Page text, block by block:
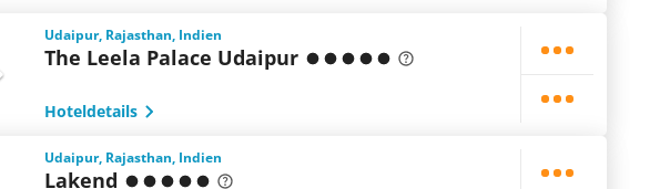
Udaipur, Rajasthan, Indien
The Leela Palace Udaipur
Hoteldetails
Udaipur, Rajasthan, Indien
Lakend